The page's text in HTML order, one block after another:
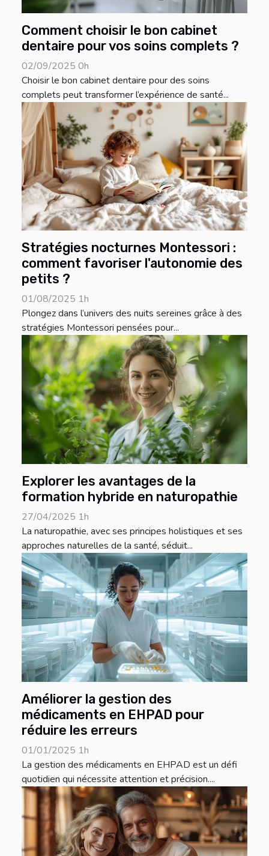
Comment choisir le bon cabinet
dentaire pour vos soins complets ?
02/09/2025 0h
Choisir le bon cabinet dentaire pour des soins
complets peut transformer l’expérience de santé...
Stratégies nocturnes Montessori :
comment favoriser l'autonomie des
petits ?
01/08/2025 1h
Plongez dans l’univers des nuits sereines grâce à des
stratégies Montessori pensées pour...
Explorer les avantages de la
formation hybride en naturopathie
27/04/2025 1h
La naturopathie, avec ses principes holistiques et ses
approches naturelles de la santé, séduit...
Améliorer la gestion des
médicaments en EHPAD pour
réduire les erreurs
01/01/2025 1h
La gestion des médicaments en EHPAD est un défi
quotidien qui nécessite attention et précision....